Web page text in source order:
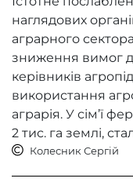
наглядових
аграрного
зниження вимог
керівників
використання
аграрія. У сім’ї
2 тис. га землі,
Колесник Сергій